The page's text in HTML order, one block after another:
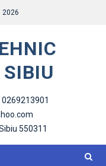
2026
SIBIU
550311